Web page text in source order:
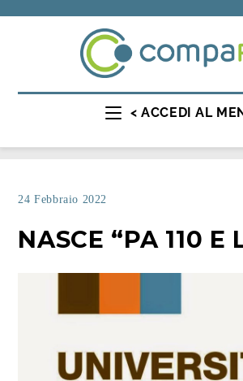
< ACCEDI AL
24 Febbraio 2022
NASCE “PA 110 E